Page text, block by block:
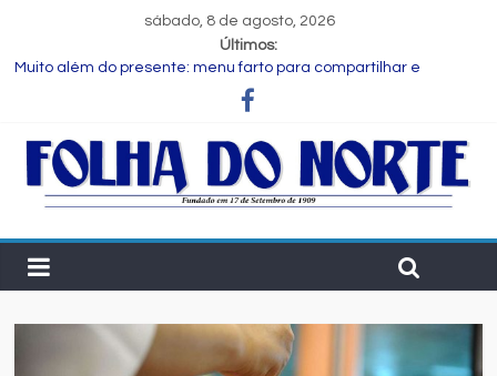
sábado, 8 de agosto, 2026
Últimos:
Muito além do presente: menu farto para compartilhar e
cérebro masculino
Central de Eleições da Rede Bahia inicia nova rodada de
entrevistas com os candidatos ao Governo do Estado
em quatro praças.
Bruno Reis e Zé Cocá são recebidos por Wilson Cardoso para
visita às obras de modernização da UPB e destacam união do